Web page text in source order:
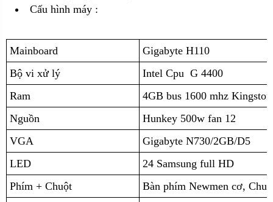
Cấu hình máy :
Mainboard
Gigabyte H110
Bộ vi xử lý
Intel Cpu G 4400
Ram
4GB bus 1600 mhz Kingston
Nguồn
Hunkey 500w fan 12
VGA
Gigabyte N730/2GB/D5
LED
24 Samsung full HD
Phím + Chuột
Bàn phím Newmen cơ,